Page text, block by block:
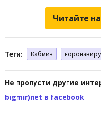
Читайте
Теги: Кабмин
Не пропусти другие
bigmir)net в facebook